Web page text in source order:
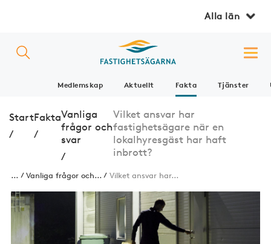
Alla län
Medlemskap Aktuellt Fakta Tjänster
Start
/
Fakta
/
Vanliga
frågor och
svar
/
Vilket ansvar har
fastighetsägare när en
lokalhyresgäst har haft
inbrott?
... Vanliga frågor och... Vilket ansvar har...